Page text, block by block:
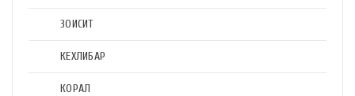
ЗОИСИТ
КЕХЛИБАР
КОРАЛ